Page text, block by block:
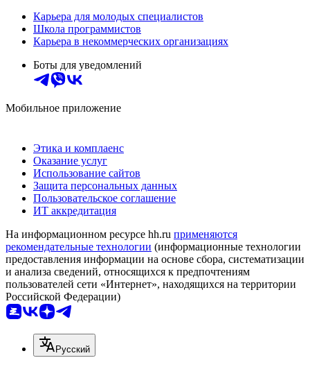
Карьера для молодых специалистов
Школа программистов
Карьера в некоммерческих организациях
Боты для уведомлений
Мобильное приложение
Этика и комплаенс
Оказание услуг
Использование сайтов
Защита персональных данных
Пользовательское соглашение
ИТ аккредитация
На информационном ресурсе hh.ru применяются
рекомендательные технологии (информационные технологии
предоставления информации на основе сбора, систематизации
и анализа сведений, относящихся к предпочтениям
пользователей сети «Интернет», находящихся на территории
Российской Федерации)
Русский